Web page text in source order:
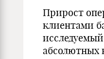
Прирост
клиентами
абсолютных